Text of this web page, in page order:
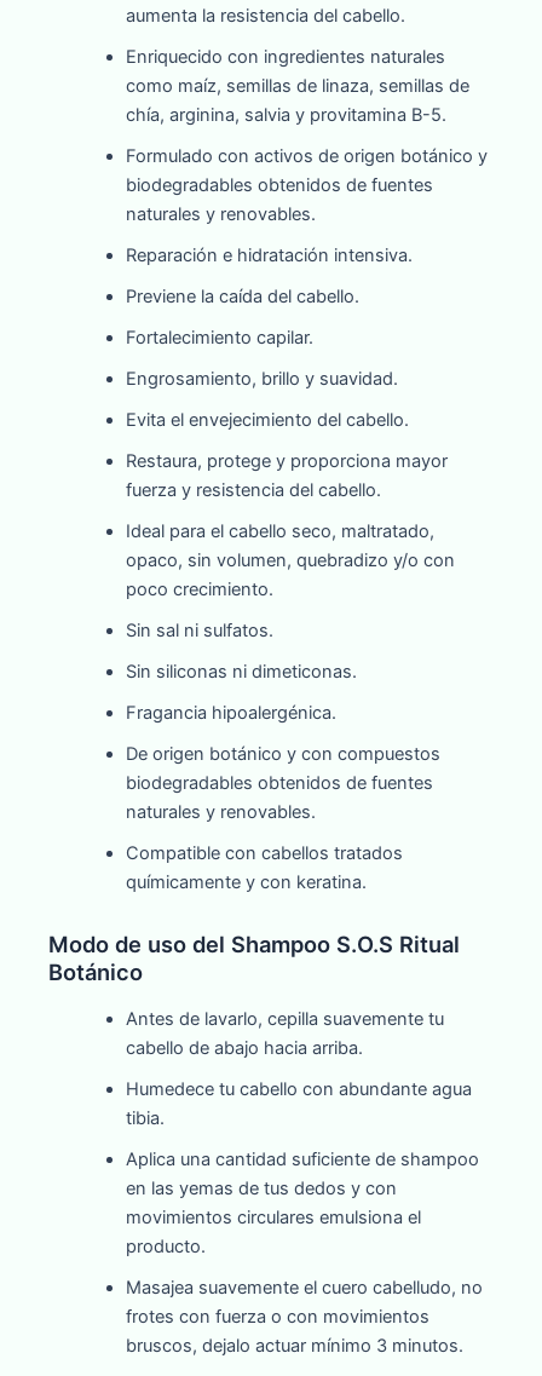
aumenta la resistencia del cabello.
Enriquecido con ingredientes naturales
como maíz, semillas de linaza, semillas de
chía, arginina, salvia y provitamina B-5.
Formulado con activos de origen botánico y
biodegradables obtenidos de fuentes
naturales y renovables.
Reparación e hidratación intensiva.
Previene la caída del cabello.
Fortalecimiento capilar.
Engrosamiento, brillo y suavidad.
Evita el envejecimiento del cabello.
Restaura, protege y proporciona mayor
fuerza y resistencia del cabello.
Ideal para el cabello seco, maltratado,
opaco, sin volumen, quebradizo y/o con
poco crecimiento.
Sin sal ni sulfatos.
Sin siliconas ni dimeticonas.
Fragancia hipoalergénica.
De origen botánico y con compuestos
biodegradables obtenidos de fuentes
naturales y renovables.
Compatible con cabellos tratados
químicamente y con keratina.
Modo de uso del Shampoo S.O.S Ritual
Botánico
Antes de lavarlo, cepilla suavemente tu
cabello de abajo hacia arriba.
Humedece tu cabello con abundante agua
tibia.
Aplica una cantidad suficiente de shampoo
en las yemas de tus dedos y con
movimientos circulares emulsiona el
producto.
Masajea suavemente el cuero cabelludo, no
frotes con fuerza o con movimientos
bruscos, dejalo actuar mínimo 3 minutos.